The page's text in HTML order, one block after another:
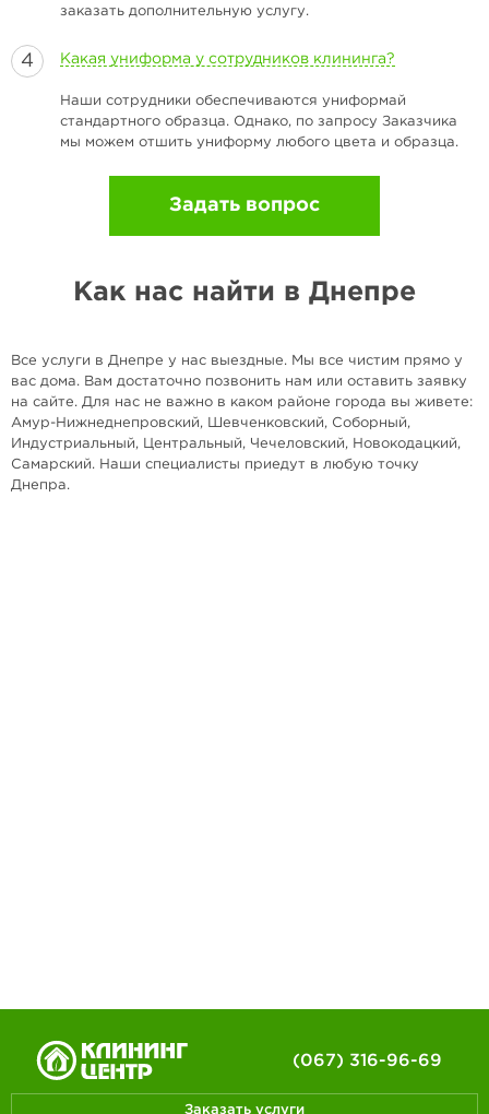
заказать дополнительную услугу.
Какая униформа у сотрудников клининга?
Наши сотрудники обеспечиваются униформай
стандартного образца. Однако, по запросу Заказчика
мы можем отшить униформу любого цвета и образца.
Задать вопрос
Как нас найти в Днепре
Все услуги в Днепре у нас выездные. Мы все чистим прямо у
вас дома. Вам достаточно позвонить нам или оставить заявку
на сайте. Для нас не важно в каком районе города вы живете:
Амур-Нижнеднепровский, Шевченковский, Соборный,
Индустриальный, Центральный, Чечеловский, Новокодацкий,
Самарский. Наши специалисты приедут в любую точку
Днепра.
(067) 316-96-69
Заказать услуги